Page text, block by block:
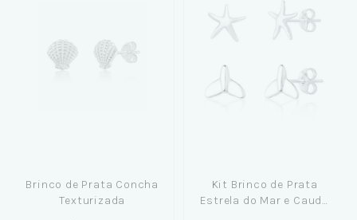
Brinco de Prata Concha
Texturizada
Kit Brinco de Prata
Estrela do Mar e Cauda